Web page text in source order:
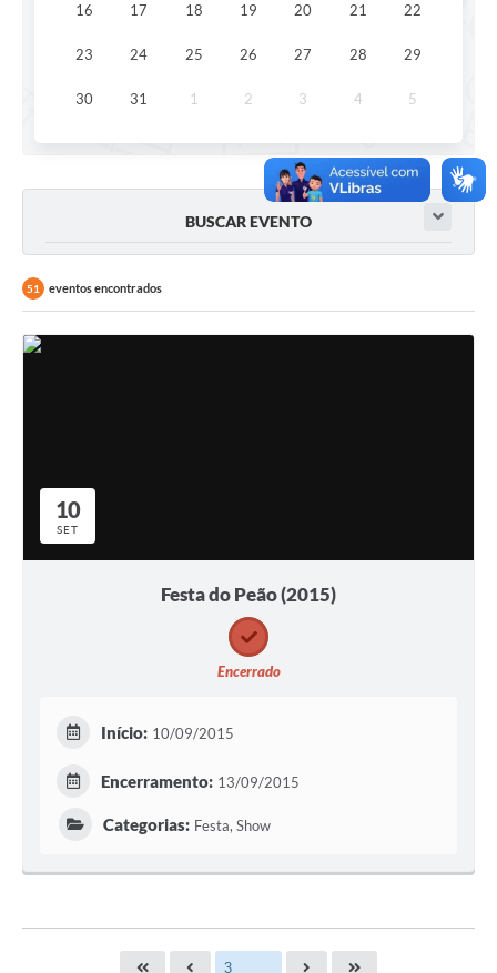
16 17 18 19 20 21 22
23 24 25 26 27 28 29
30 31 1 2 3 4 5
BUSCAR EVENTO
51 eventos encontrados
10
SET
Festa do Peão (2015)
Encerrado
Início: 10/09/2015
Encerramento: 13/09/2015
Categorias: Festa, Show